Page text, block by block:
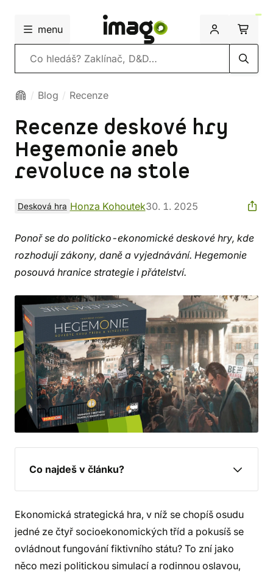
menu
Vyhledávání
Blog Recenze
Recenze deskové hry
Hegemonie aneb
revoluce na stole
Desková hra Honza Kohoutek30. 1. 2025
Ponoř se do politicko-ekonomické deskové hry, kde
rozhodují zákony, daně a vyjednávání. Hegemonie
posouvá hranice strategie i přátelství.
Co najdeš v článku?
Ekonomická strategická hra, v níž se chopíš osudu
jedné ze čtyř socioekonomických tříd a pokusíš se
ovládnout fungování fiktivního státu? To zní jako
něco mezi politickou simulací a rodinnou oslavou,